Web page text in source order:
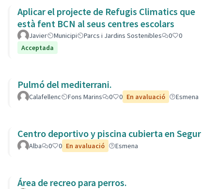
Aplicar el projecte de Refugis Climatics que
està fent BCN al seus centres escolars
Javier Municipi Parcs i Jardins Sostenibles 0
0
Acceptada
Pulmó del mediterrani.
Calafellenc Fons Marins 0 0 En avaluació Esmena
Centro deportivo y piscina cubierta en Segur
Alba 0 0 En avaluació Esmena
Área de recreo para perros.